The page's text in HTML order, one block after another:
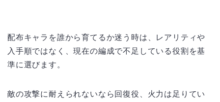
配布キャラを誰から育てるか迷う時は、レアリティや
入手順ではなく、現在の編成で不足している役割を基
準に選びます。
敵の攻撃に耐えられないなら回復役、火力は足りてい